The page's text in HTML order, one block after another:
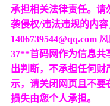
承担相关法律责任。
袭侵权/违法违规的内容
1406739544@qq.com 风
37**首码网作为信息共
出判断，不承担任何
示，请关闭网页且不
损失由您个人承担。